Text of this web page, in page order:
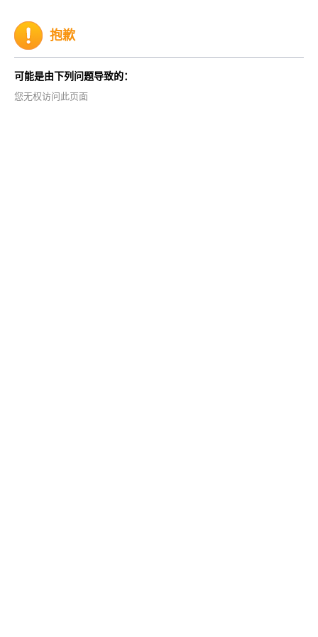
抱歉
可能是由下列问题导致的：
您无权访问此页面